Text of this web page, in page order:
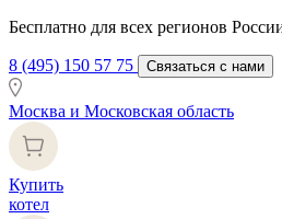
Бесплатно для всех регионов
8 (495) 150 57 75 Связаться с нами
Москва и Московская область
Купить
котел